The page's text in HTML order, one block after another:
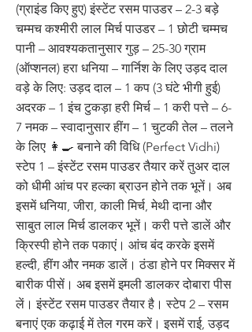
(ग्राइंड किए हुए) इंस्टेंट रसम पाउडर – 2-3 बड़े
चम्मच कश्मीरी लाल मिर्च पाउडर – 1 छोटी चम्मच
पानी – आवश्यकतानुसार गुड़ – 25-30 ग्राम
(ऑप्शनल) हरा धनिया – गार्निश के लिए उड़द दाल
वड़े के लिए: उड़द दाल – 1 कप (3 घंटे भीगी हुई)
अदरक – 1 इंच टुकड़ा हरी मिर्च – 1 करी पत्ते – 6-
7 नमक – स्वादानुसार हींग – 1 चुटकी तेल – तलने
के लिए 👩‍🍳 बनाने की विधि (Perfect Vidhi)
स्टेप 1 – इंस्टेंट रसम पाउडर तैयार करें तुअर दाल
को धीमी आंच पर हल्का ब्राउन होने तक भूनें। अब
इसमें धनिया, जीरा, काली मिर्च, मेथी दाना और
साबुत लाल मिर्च डालकर भूनें। करी पत्ते डालें और
क्रिस्पी होने तक पकाएं। आंच बंद करके इसमें
हल्दी, हींग और नमक डालें। ठंडा होने पर मिक्सर में
बारीक पीसें। अब इसमें इमली डालकर दोबारा पीस
लें। इंस्टेंट रसम पाउडर तैयार है। स्टेप 2 – रसम
बनाएं एक कढ़ाई में तेल गरम करें। इसमें राई, उड़द